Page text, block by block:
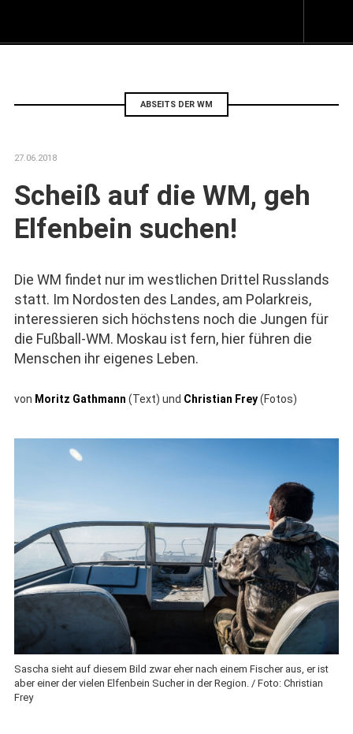
ABSEITS DER WM
27.06.2018
Scheiß auf die WM, geh
Elfenbein suchen!
Die WM findet nur im westlichen Drittel Russlands
statt. Im Nordosten des Landes, am Polarkreis,
interessieren sich höchstens noch die Jungen für
die Fußball-WM. Moskau ist fern, hier führen die
Menschen ihr eigenes Leben.
von Moritz Gathmann (Text) und Christian Frey(Fotos)
Sascha sieht auf diesem Bild zwar eher nach einem Fischer aus, er ist
aber einer der vielen Elfenbein Sucher in der Region. / Foto: Christian
Frey